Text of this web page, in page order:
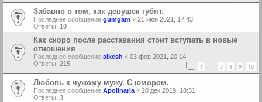
Забавно о том, как девушек губят.
Последнее сообщение gumgam « 21 июн 2021, 17:43
Ответы: 10
Как скоро после расставания стоит вступать в новые
отношения
Последнее сообщение alkesh « 03 фев 2021, 20:14
Ответы: 215 1 7 8 9 10
Любовь к чужому мужу. С юмором.
Последнее сообщение Apolinaria « 20 дек 2019, 18:31
Ответы: 3